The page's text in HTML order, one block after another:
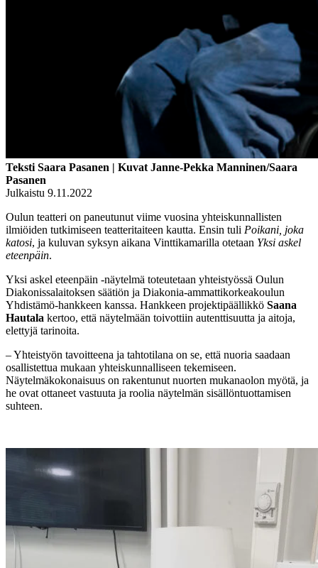
Teksti Saara Pasanen | Kuvat Janne-Pekka Manninen/Saara
Pasanen
Julkaistu 9.11.2022
Oulun teatteri on paneutunut viime vuosina yhteiskunnallisten
ilmiöiden tutkimiseen teatteritaiteen kautta. Ensin tuli Poikani, joka
katosi, ja kuluvan syksyn aikana Vinttikamarilla otetaan Yksi askel
eteenpäin.
Yksi askel eteenpäin -näytelmä toteutetaan yhteistyössä Oulun
Diakonissalaitoksen säätiön ja Diakonia-ammattikorkeakoulun
Yhdistämö-hankkeen kanssa. Hankkeen projektipäällikkö Saana
Hautala kertoo, että näytelmään toivottiin autenttisuutta ja aitoja,
elettyjä tarinoita.
– Yhteistyön tavoitteena ja tahtotilana on se, että nuoria saadaan
osallistettua mukaan yhteiskunnalliseen tekemiseen.
Näytelmäkokonaisuus on rakentunut nuorten mukanaolon myötä, ja
he ovat ottaneet vastuuta ja roolia näytelmän sisällöntuottamisen
suhteen.